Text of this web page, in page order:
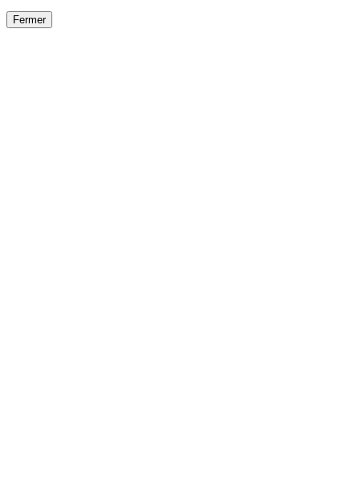
Fermer